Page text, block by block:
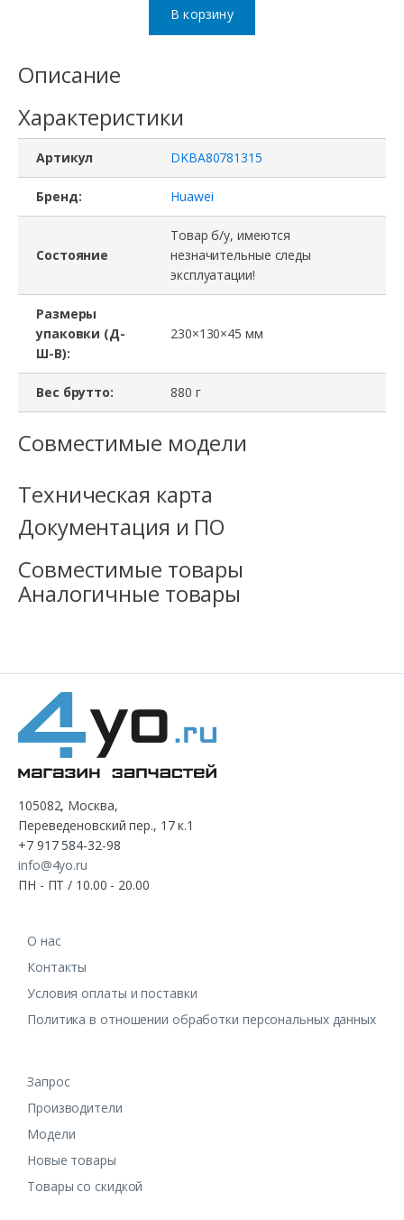
RH1288
V3,
RH2288
V3,
SAS,
SATA,
2,5"
В корзину
Описание
Характеристики
Артикул DKBA80781315
Бренд: Huawei
Состояние
Товар б/у, имеются
незначительные следы
эксплуатации!
Размеры
упаковки (Д-
Ш-В):
230×130×45 мм
Вес брутто: 880 г
Совместимые модели
Техническая карта
Документация и ПО
Совместимые товары
Аналогичные товары
105082, Москва,
Переведеновский пер., 17 к.1
+7 917 584-32-98
info@4yo.ru
ПН - ПТ / 10.00 - 20.00
О нас
Контакты
Условия оплаты и поставки
Политика в отношении обработки персональных данных
Запрос
Производители
Модели
Новые товары
Товары со скидкой